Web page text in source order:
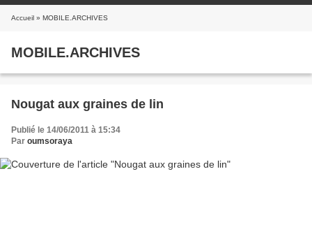
Accueil » MOBILE.ARCHIVES
MOBILE.ARCHIVES
Nougat aux graines de lin
Publié le 14/06/2011 à 15:34
Par oumsoraya